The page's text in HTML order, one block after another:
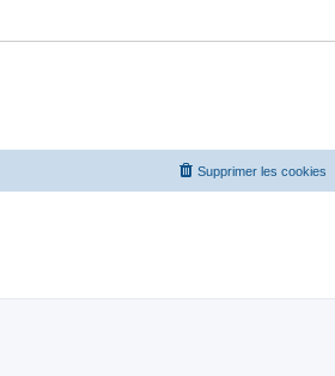
Supprimer les cookies